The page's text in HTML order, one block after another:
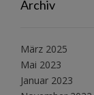
Archiv
März 2025
Mai 2023
Januar 2023